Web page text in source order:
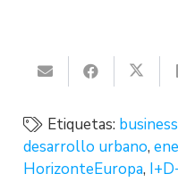
Etiquetas: business
desarrollo urbano,
HorizonteEuropa,